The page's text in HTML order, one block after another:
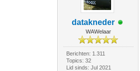
datakneder
WAWelaar
Berichten: 1.311
Topics: 32
Lid sinds: Jul 2021